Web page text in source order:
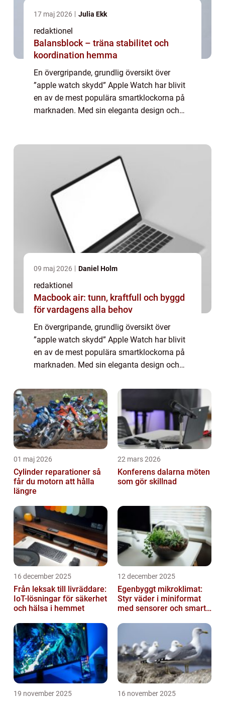
17 maj 2026 Julia Ekk
redaktionel
Balansblock – träna stabilitet och
koordination hemma
En övergripande, grundlig översikt över
”apple watch skydd” Apple Watch har blivit
en av de mest populära smartklockorna på
marknaden. Med sin eleganta design och
09 maj 2026 Daniel Holm
redaktionel
Macbook air: tunn, kraftfull och byggd
för vardagens alla behov
En övergripande, grundlig översikt över
”apple watch skydd” Apple Watch har blivit
en av de mest populära smartklockorna på
marknaden. Med sin eleganta design och
succé. Men som med alla elektronis...
01 maj 2026
Cylinder reparationer så
får du motorn att hålla
längre
22 mars 2026
Konferens dalarna möten
som gör skillnad
16 december 2025
Från leksak till livräddare:
IoT-lösningar för säkerhet
och hälsa i hemmet
12 december 2025
Egenbyggt mikroklimat:
Styr väder i miniformat
med sensorer och smarta
19 november 2025 16 november 2025